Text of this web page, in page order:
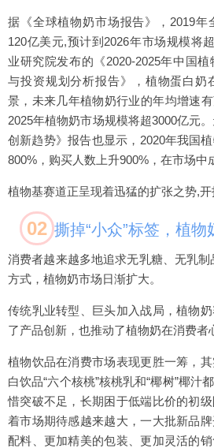
据《全球植物奶市场报告》，2019年
120亿美元,预计到2026年市场规模将
业研究院发布的《2020-2025年中国
与投资规划分析报告》，植物蛋白奶
景，未来几年植物奶行业的年均增速
2025年植物奶市场规模将超3000亿元
创新趋势》报告也显示，2020年我国
800%，购买人数上升900%，在市场中
植物基赛道正呈现着迅猛的扩张之势,开
02 撕掉“小众”标签，植
消费者越来越多地追求无乳糖、无乳
方式，植物奶市场日渐扩大。
传统乳业转型、巨头加入战局，植物
了产品创新，也推动了植物奶在消费者
植物饮品在消费市场表现更胜一筹，
白饮品“六个核桃”核桃乳和“椰树”椰汁
惜突破不足，长期困于低端比价的初
着市场期待感越来越大，一大批新品
配料、更加精美的包装、更加灵活的